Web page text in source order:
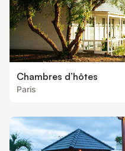
Chambres d’hôtes
Paris